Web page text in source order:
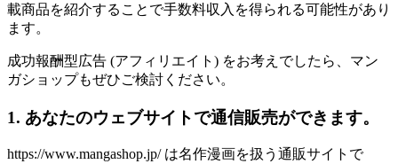
載商品を紹介することで手数料収入を得られる可能性があり
ます。
成功報酬型広告 (アフィリエイト) をお考えでしたら、マン
ガショップもぜひご検討ください。
1. あなたのウェブサイトで通信販売ができます。
https://www.mangashop.jp/ は名作漫画を扱う通販サイトで